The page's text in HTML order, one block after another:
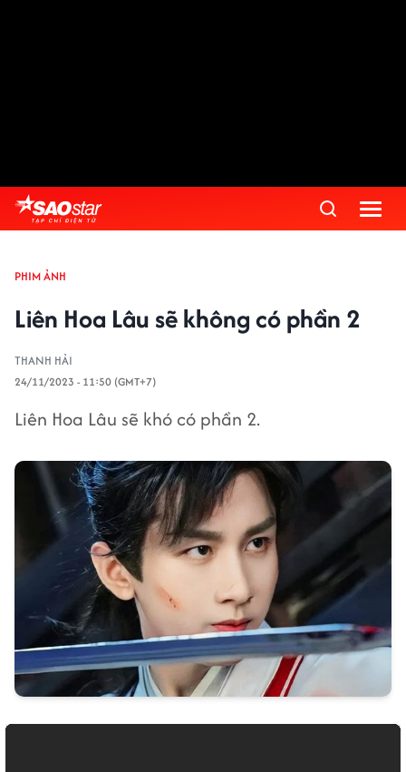
PHIM ẢNH
Liên Hoa Lâu sẽ không có phần 2
THANH HẢI
24/11/2023 - 11:50 (GMT+7)
Liên Hoa Lâu sẽ khó có phần 2.